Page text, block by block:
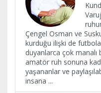
Çengel Osman ve
kurduğu ilişki de
duyanlarca çok manalı
amatör ruh sonuna
yaşananlar ve
insana ...